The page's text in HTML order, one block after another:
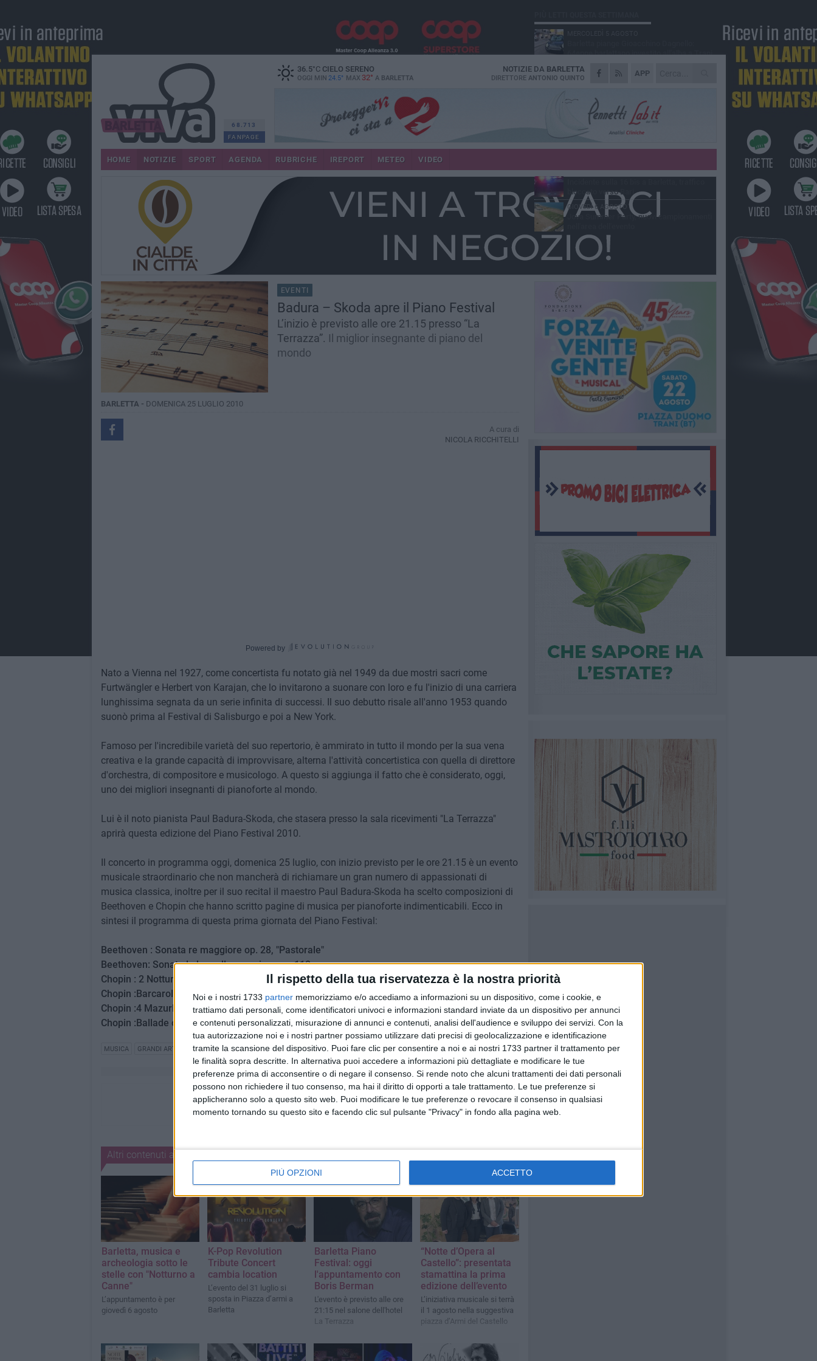
Il rispetto della tua riservatezza è la nostra priorità
Noi e i nostri 1733 partner memorizziamo e/o accediamo a informazioni su un dispositivo, come i cookie, e
trattiamo dati personali, come identificatori univoci e informazioni standard inviate da un dispositivo per annunci
e contenuti personalizzati, misurazione di annunci e contenuti, analisi dell'audience e sviluppo dei servizi. Con la
tua autorizzazione noi e i nostri partner possiamo utilizzare dati precisi di geolocalizzazione e identificazione
tramite la scansione del dispositivo. Puoi fare clic per consentire a noi e ai nostri 1733 partner il trattamento per
le finalità sopra descritte. In alternativa puoi accedere a informazioni più dettagliate e modificare le tue
preferenze prima di acconsentire o di negare il consenso. Si rende noto che alcuni trattamenti dei dati personali
possono non richiedere il tuo consenso, ma hai il diritto di opporti a tale trattamento. Le tue preferenze si
applicheranno solo a questo sito web. Puoi modificare le tue preferenze o revocare il consenso in qualsiasi
momento tornando su questo sito e facendo clic sul pulsante "Privacy" in fondo alla pagina web.
PIÙ OPZIONI ACCETTO
68.713
FANPAGE
36.5°CCIELO SERENO
OGGI MIN 24.5° MAX 32° A BARLETTA
APP
NOTIZIE DA BARLETTA
DIRETTORE ANTONIO QUINTO
HOME NOTIZIE SPORT AGENDA RUBRICHE IREPORT METEO VIDEO
EVENTI
Badura – Skoda apre il Piano Festival
L’inizio è previsto alle ore 21.15 presso “La
Terrazza”. Il miglior insegnante di piano del
mondo
BARLETTA - DOMENICA 25 LUGLIO 2010
A cura di
NICOLA RICCHITELLI
Powered by
Nato a Vienna nel 1927, come concertista fu notato già nel 1949 da due mostri sacri come
Furtwängler e Herbert von Karajan, che lo invitarono a suonare con loro e fu l'inizio di una carriera
lunghissima segnata da un serie infinita di successi. Il suo debutto risale all'anno 1953 quando
suonò prima al Festival di Salisburgo e poi a New York.
Famoso per l'incredibile varietà del suo repertorio, è ammirato in tutto il mondo per la sua vena
creativa e la grande capacità di improvvisare, alterna l'attività concertistica con quella di direttore
d'orchestra, di compositore e musicologo. A questo si aggiunga il fatto che è considerato, oggi,
uno dei migliori insegnanti di pianoforte al mondo.
Lui è il noto pianista Paul Badura-Skoda, che stasera presso la sala ricevimenti "La Terrazza"
aprirà questa edizione del Piano Festival 2010.
Il concerto in programma oggi, domenica 25 luglio, con inizio previsto per le ore 21.15 è un evento
musicale straordinario che non mancherà di richiamare un gran numero di appassionati di
musica classica, inoltre per il suo recital il maestro Paul Badura-Skoda ha scelto composizioni di
Beethoven e Chopin che hanno scritto pagine di musica per pianoforte indimenticabili. Ecco in
sintesi il programma di questa prima giornata del Piano Festival:
Beethoven : Sonata re maggiore op. 28, "Pastorale"
Beethoven: Sonata la bemolle maggiore op. 110
Chopin : 2 Notturni op 27 nr 1 e nr 2
Chopin :Barcarolle op. 60
Chopin :4 Mazurkas op. 30
Chopin :Ballade op. 47 in la bemolle maggiore
MUSICA GRANDI ARTISTI
Altri contenuti a tema
Barletta, musica e
archeologia sotto le
stelle con "Notturno a
Canne"
L’appuntamento è per
giovedì 6 agosto
K-Pop Revolution
Tribute Concert
cambia location
L’evento del 31 luglio si
sposta in Piazza d’armi a
Barletta
Barletta Piano
Festival: oggi
l'appuntamento con
Boris Berman
L'evento è previsto alle ore
21:15 nel salone dell'hotel
La Terrazza
“Notte d’Opera al
Castello”: presentata
stamattina la prima
edizione dell’evento
L’iniziativa musicale si terrà
il 1 agosto nella suggestiva
piazza d’Armi del Castello
64enne barlettano investito all'alba a Trani
GIOVEDÌ 6 AGOSTO
Il ricordo di "Cecco", il benzinaio col
separavano dalla pensione»
MERCOLEDÌ 5 AGOSTO
Jova Summer Party, giovedì mattina
sopralluogo nell'area dell'evento
DOMENICA 2 AGOSTO
Beni confiscati alla mafia. Nasce il servizio
VENERDÌ 7 AGOSTO
bloccato verso Bari
GIOVEDÌ 6 AGOSTO
Jova Summer Party, nuovi campionamenti